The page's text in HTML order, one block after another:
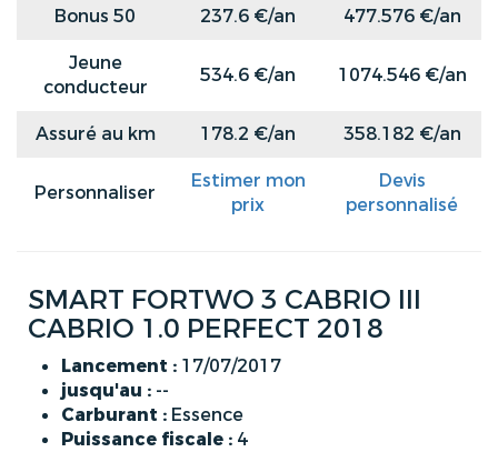
Bonus 50 237.6 €/an
477.576 €/an
Jeune
conducteur
534.6 €/an 1074.546 €/an
Assuré au km 178.2 €/an 358.182 €/an
Personnaliser
Estimer mon
prix
Devis
personnalisé
SMART FORTWO 3 CABRIO III
CABRIO 1.0 PERFECT 2018
Lancement : 17/07/2017
jusqu'au : --
Carburant : Essence
Puissance fiscale : 4